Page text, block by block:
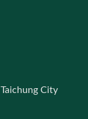
City